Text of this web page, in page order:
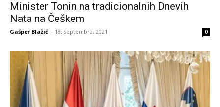
Minister Tonin na tradicionalnih Dnevih
Nata na Češkem
Gašper Blažič - 18. septembra, 2021 0